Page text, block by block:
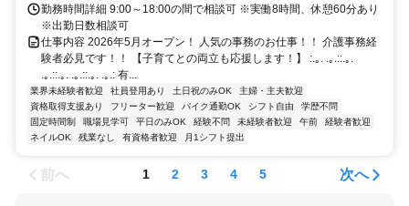
勤務時間詳細 9:00～18:00の間で相談可 ※実働8時間、休憩60分あり
※出勤日数相談可
仕事内容 2026年5月オープン！ 人気の事務のお仕事！！ 介護事務経
験者必見です！！ 【子育てとの両立も応援します！】 :.｡. .｡.::.｡.
.｡.::.｡. .｡.::.｡. .｡.: 有...
業界未経験者歓迎 社員登用あり 土日祝のみOK
主婦・主夫歓迎
資格取得支援あり
フリーター歓迎 バイク通勤OK シフト自由
学歴不問
固定時間制
職場見学可 平日のみOK 経験不問 未経験者歓迎 午前
経験者歓迎
ネイルOK
残業なし 有資格者歓迎 月1シフト提出
前へ 1 2 3 4 5 次へ